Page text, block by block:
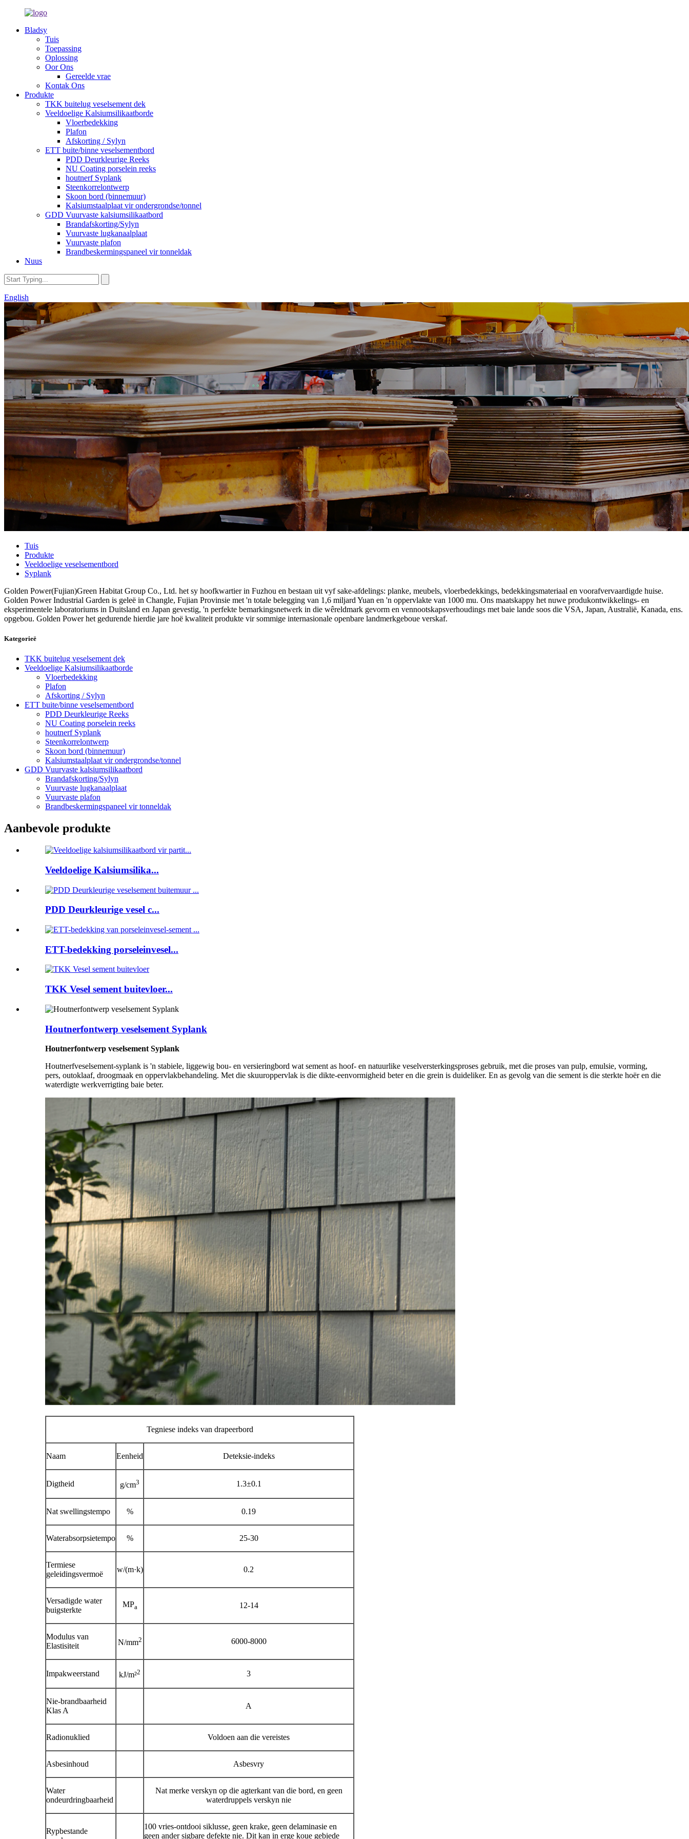
Bladsy
Tuis
Toepassing
Oplossing
Oor Ons
Gereelde vrae
Kontak Ons
Produkte
TKK buitelug veselsement dek
Veeldoelige Kalsiumsilikaatborde
Vloerbedekking
Plafon
Afskorting / Sylyn
ETT buite/binne veselsementbord
PDD Deurkleurige Reeks
NU Coating porselein reeks
houtnerf Syplank
Steenkorrelontwerp
Skoon bord (binnemuur)
Kalsiumstaalplaat vir ondergrondse/tonnel
GDD Vuurvaste kalsiumsilikaatbord
Brandafskorting/Sylyn
Vuurvaste lugkanaalplaat
Vuurvaste plafon
Brandbeskermingspaneel vir tonneldak
Nuus
English
Tuis
Produkte
Veeldoelige veselsementbord
Syplank
Golden Power(Fujian)Green Habitat Group Co., Ltd. het sy hoofkwartier in Fuzhou en bestaan ​​uit vyf sake-afdelings: planke, meubels, vloerbedekkings, bedekkingsmateriaal en voorafvervaardigde huise.
Golden Power Industrial Garden is geleë in Changle, Fujian Provinsie met 'n totale belegging van 1,6 miljard Yuan en 'n oppervlakte van 1000 mu. Ons maatskappy het nuwe produkontwikkelings- en
eksperimentele laboratoriums in Duitsland en Japan gevestig, 'n perfekte bemarkingsnetwerk in die wêreldmark gevorm en vennootskapsverhoudings met baie lande soos die VSA, Japan, Australië, Kanada, ens.
opgebou. Golden Power het gedurende hierdie jare hoë kwaliteit produkte vir sommige internasionale openbare landmerkgeboue verskaf.
Kategorieë
TKK buitelug veselsement dek
Veeldoelige Kalsiumsilikaatborde
Vloerbedekking
Plafon
Afskorting / Sylyn
ETT buite/binne veselsementbord
PDD Deurkleurige Reeks
NU Coating porselein reeks
houtnerf Syplank
Steenkorrelontwerp
Skoon bord (binnemuur)
Kalsiumstaalplaat vir ondergrondse/tonnel
GDD Vuurvaste kalsiumsilikaatbord
Brandafskorting/Sylyn
Vuurvaste lugkanaalplaat
Vuurvaste plafon
Brandbeskermingspaneel vir tonneldak
Aanbevole produkte
Veeldoelige Kalsiumsilika...
PDD Deurkleurige vesel c...
ETT-bedekking porseleinvesel...
TKK Vesel sement buitevloer...
Houtnerfontwerp veselsement Syplank
Houtnerfontwerp veselsement Syplank
Houtnerfveselsement-syplank is 'n stabiele, liggewig bou- en versieringbord wat sement as hoof- en natuurlike veselversterkingsproses gebruik, met die proses van pulp, emulsie, vorming,
pers, outoklaaf, droogmaak en oppervlakbehandeling. Met die skuuroppervlak is die dikte-eenvormigheid beter en die grein is duideliker. En as gevolg van die sement is die sterkte hoër en die
waterdigte werkverrigting baie beter.
Tegniese indeks van drapeerbord
Naam Eenheid Deteksie-indeks
Digtheid g/cm3 1.3±0.1
Nat swellingstempo % 0.19
Waterabsorpsietempo % 25-30
Termiese
geleidingsvermoë
w/(m·k) 0.2
Versadigde water
buigsterkte
MPa 12-14
Modulus van
Elastisiteit
N/mm2 6000-8000
Impakweerstand kJ/m²2 3
Nie-brandbaarheid
Klas A
A
Radionuklied Voldoen aan die vereistes
Asbesinhoud Asbesvry
Water
ondeurdringbaarheid
Nat merke verskyn op die agterkant van die bord, en geen
waterdruppels verskyn nie
Rypbestande
100 vries-ontdooi siklusse, geen krake, geen delaminasie en
geen ander sigbare defekte nie. Dit kan in erge koue gebiede